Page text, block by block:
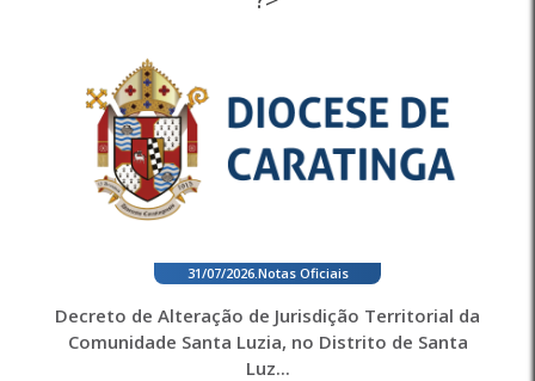
31/07/2026. Notas Oficiais
Decreto de Alteração de Jurisdição Territorial da
Comunidade Santa Luzia, no Distrito de Santa
Luz...